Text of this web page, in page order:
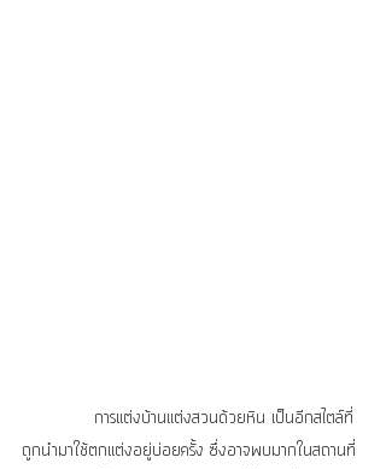
ถูกนำมาใช้ตกแต่งอยู่บ่อยครั้ง ซึ่งอาจพบมากในสถานที่